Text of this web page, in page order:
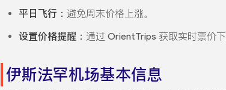
平日飞行： 避免周末价格上涨。
设置价格提醒： 通过 OrientTrips 获取实时票价下
伊斯法罕机场基本信息